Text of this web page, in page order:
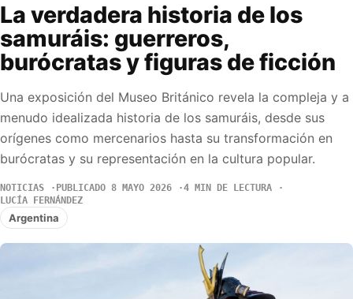
La verdadera historia de los
samuráis: guerreros,
burócratas y figuras de ficción
Una exposición del Museo Británico revela la compleja y a
menudo idealizada historia de los samuráis, desde sus
orígenes como mercenarios hasta su transformación en
burócratas y su representación en la cultura popular.
NOTICIAS PUBLICADO 8 MAYO 2026
4 MIN DE LECTURA
LUCÍA FERNÁNDEZ
Argentina